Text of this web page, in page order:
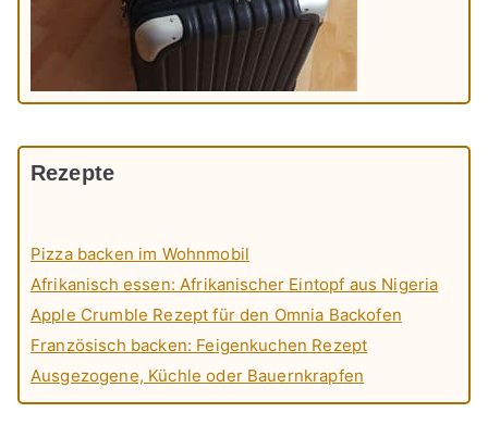
Rezepte
Pizza backen im Wohnmobil
Afrikanisch essen: Afrikanischer Eintopf aus Nigeria
Apple Crumble Rezept für den Omnia Backofen
Französisch backen: Feigenkuchen Rezept
Ausgezogene, Küchle oder Bauernkrapfen